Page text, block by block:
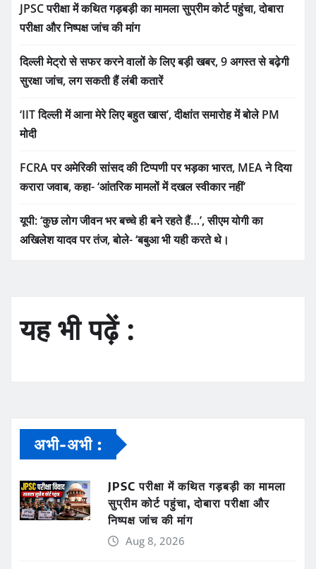
JPSC परीक्षा में कथित गड़बड़ी का मामला सुप्रीम कोर्ट पहुंचा, दोबारा
परीक्षा और निष्पक्ष जांच की मांग
दिल्ली मेट्रो से सफर करने वालों के लिए बड़ी खबर, 9 अगस्त से बढ़ेगी
सुरक्षा जांच, लग सकती हैं लंबी कतारें
‘IIT दिल्ली में आना मेरे लिए बहुत खास’, दीक्षांत समारोह में बोले PM
मोदी
FCRA पर अमेरिकी सांसद की टिप्पणी पर भड़का भारत, MEA ने दिया
करारा जवाब, कहा- ‘आंतरिक मामलों में दखल स्वीकार नहीं’
यूपी: ‘कुछ लोग जीवन भर बच्चे ही बने रहते हैं…’, सीएम योगी का
अखिलेश यादव पर तंज, बोले- ‘बबुआ भी यही करते थे।
यह भी पढ़ें :
अभी-अभी :
JPSC परीक्षा में कथित गड़बड़ी का मामला
सुप्रीम कोर्ट पहुंचा, दोबारा परीक्षा और
निष्पक्ष जांच की मांग
Aug 8, 2026